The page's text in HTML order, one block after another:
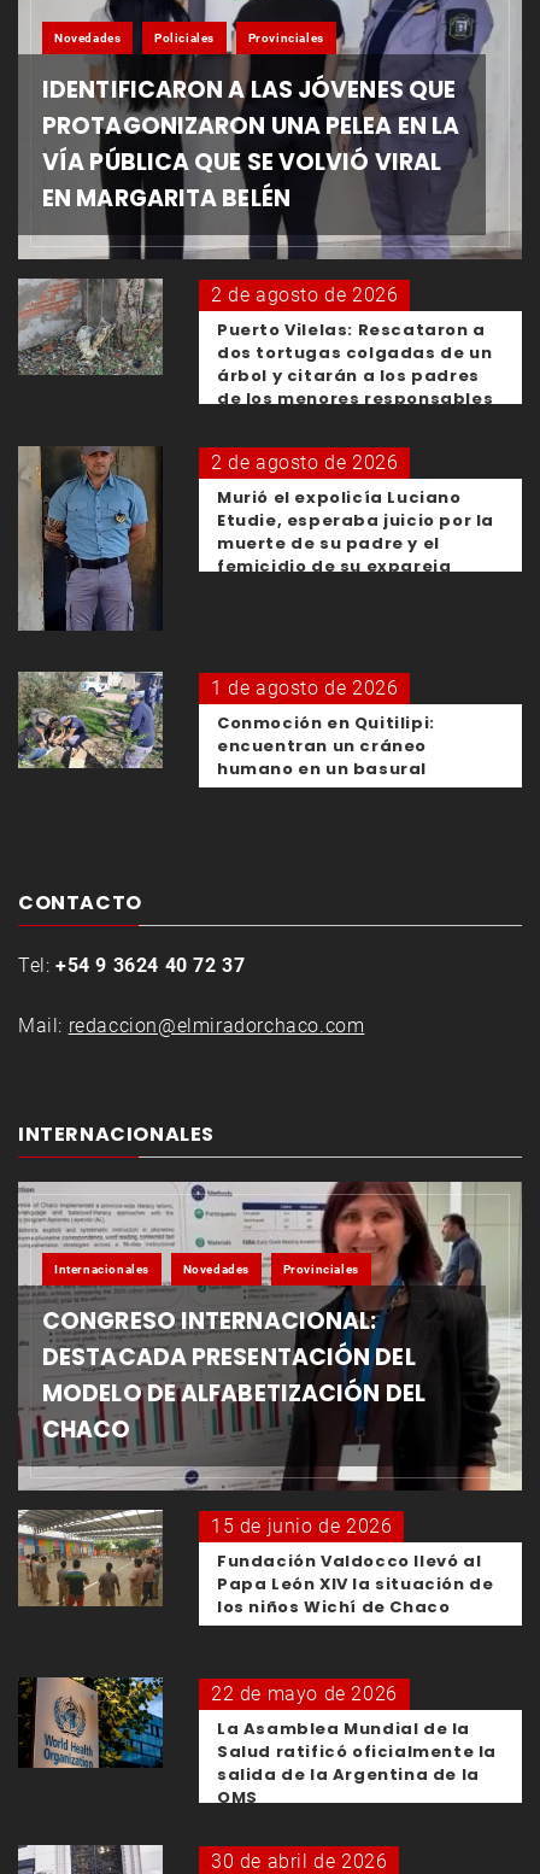
Novedades Policiales Provinciales
IDENTIFICARON A LAS JÓVENES QUE
PROTAGONIZARON UNA PELEA EN LA
VÍA PÚBLICA QUE SE VOLVIÓ VIRAL
EN MARGARITA BELÉN
2 de agosto de 2026
Puerto Vilelas: Rescataron a
dos tortugas colgadas de un
árbol y citarán a los padres
de los menores responsables
2 de agosto de 2026
Murió el expolicía Luciano
Etudie, esperaba juicio por la
muerte de su padre y el
femicidio de su expareja
1 de agosto de 2026
Conmoción en Quitilipi:
encuentran un cráneo
humano en un basural
CONTACTO
Tel: +54 9 3624 40 72 37
Mail: redaccion@elmiradorchaco.com
INTERNACIONALES
Internacionales Novedades Provinciales
CONGRESO INTERNACIONAL:
DESTACADA PRESENTACIÓN DEL
MODELO DE ALFABETIZACIÓN DEL
CHACO
15 de junio de 2026
Fundación Valdocco llevó al
Papa León XIV la situación de
los niños Wichí de Chaco
22 de mayo de 2026
La Asamblea Mundial de la
Salud ratificó oficialmente la
salida de la Argentina de la
OMS
30 de abril de 2026